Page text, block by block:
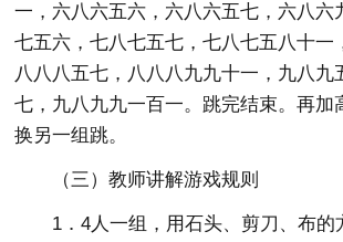
一，六八六五六，六八六五七，六八六
七五六，七八七五七，七八七五八十一
八八八五七，八八八九九十一，九八九
七，九八九九一百一。跳完结束。再加
换另一组跳。
（三）教师讲解游戏规则
1．4人一组，用石头、剪刀、布的